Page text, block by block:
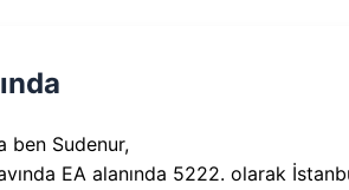
ben Sudenur,
EA alanında 5222. olarak